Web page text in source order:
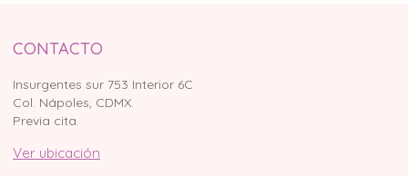
CONTACTO
Insurgentes sur 753 Interior 6C
Col. Nápoles, CDMX.
Previa cita.
Ver ubicación